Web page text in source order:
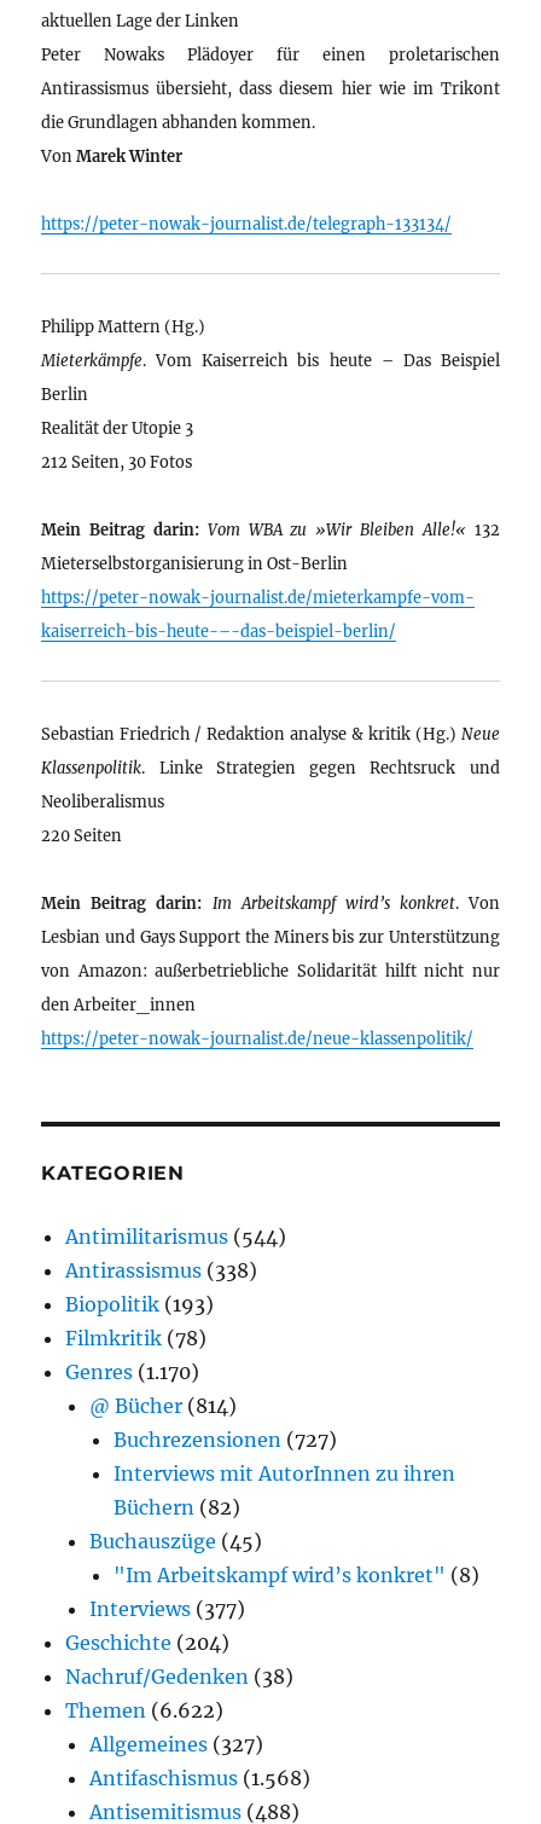
aktuellen Lage der Linken
Peter Nowaks Plädoyer für einen proletarischen
Antirassismus übersieht, dass diesem hier wie im Trikont
die Grundlagen abhanden kommen.
VonMarek Winter
https://peter-nowak-journalist.de/telegraph-133134/
Philipp Mattern (Hg.)
Mieterkämpfe. Vom Kaiserreich bis heute – Das Beispiel
Berlin
Realität der Utopie 3
212 Seiten, 30 Fotos
Mein Beitrag darin: Vom WBA zu »Wir Bleiben Alle!« 132
Mieterselbstorganisierung in Ost-Berlin
https://peter-nowak-journalist.de/mieterkampfe-vom-
kaiserreich-bis-heute-–-das-beispiel-berlin/
Sebastian Friedrich / Redaktion analyse & kritik (Hg.) Neue
Klassenpolitik. Linke Strategien gegen Rechtsruck und
Neoliberalismus
220 Seiten
Mein Beitrag darin: Im Arbeitskampf wird’s konkret. Von
Lesbian und Gays Support the Miners bis zur Unterstützung
von Amazon: außerbetriebliche Solidarität hilft nicht nur
den Arbeiter_innen
https://peter-nowak-journalist.de/neue-klassenpolitik/
KATEGORIEN
Antimilitarismus (544)
Antirassismus (338)
Biopolitik (193)
Filmkritik (78)
Genres (1.170)
@ Bücher (814)
Buchrezensionen (727)
Interviews mit AutorInnen zu ihren
Büchern (82)
Buchauszüge (45)
"Im Arbeitskampf wird’s konkret" (8)
Interviews (377)
Geschichte (204)
Nachruf/Gedenken (38)
Themen (6.622)
Allgemeines (327)
Antifaschismus (1.568)
Antisemitismus (488)